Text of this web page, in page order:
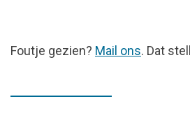
FOUTJE
GEZIEN?
Foutje gezien? Mail ons. Dat